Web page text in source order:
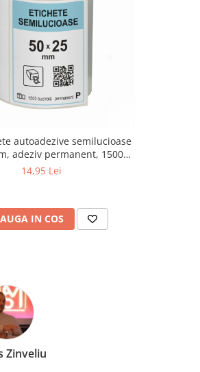
autoadezive semilucioase
adeziv permanent, 1500
etichete/rola
14,95 Lei
IN COS
Zinveliu